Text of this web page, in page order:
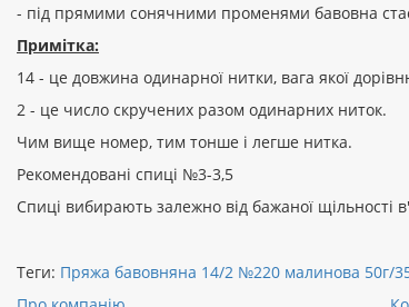
- під прямими сонячними променями бавовна
Примітка:
14 - це довжина одинарної нитки, вага якої
2 - це число скручених разом одинарних ниток.
Чим вище номер, тим тонше і легше нитка.
Рекомендовані спиці №3-3,5
Спиці вибирають залежно від бажаної щільності
Теги: Пряжа бавовняна 14/2 №220 малинова 50г/